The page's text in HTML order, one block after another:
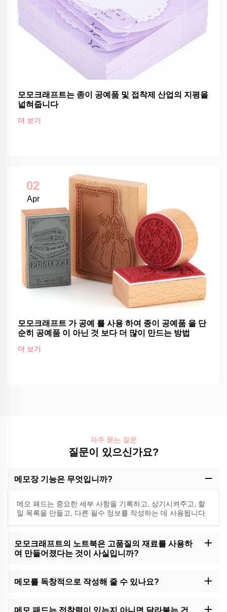
모모크래프트는 종이 공예품 및 접착제 산업의 지평을
넓혀줍니다
더 보기
02
Apr
모모크래프트 가 공예 를 사용 하여 종이 공예품 을 단
순히 공예품 이 아닌 것 보다 더 많이 만드는 방법
더 보기
자주 묻는 질문
질문이 있으신가요?
메모장 기능은 무엇입니까?
메모 패드는 중요한 세부 사항을 기록하고, 상기시켜주고, 할
일 목록을 만들고, 다른 필수 정보를 작성하는 데 사용됩니다.
모모크래프트의 노트북은 고품질의 재료를 사용하
여 만들어졌다는 것이 사실입니까?
문가입니다.
메모를 독창적으로 작성해 줄 수 있나요?
세한 내용은 고객 지원에 문의하세요.
메모 패드는 접착력이 있는지 아니면 달라붙는 건